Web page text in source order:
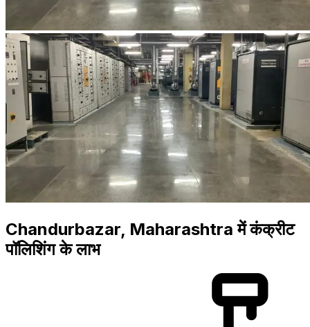
Chandurbazar, Maharashtra में कंक्रीट
पॉलिशिंग के लाभ